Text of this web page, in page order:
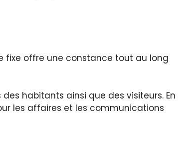
fixe offre une constance tout au long
habitants ainsi que des visiteurs. En
les affaires et les communications